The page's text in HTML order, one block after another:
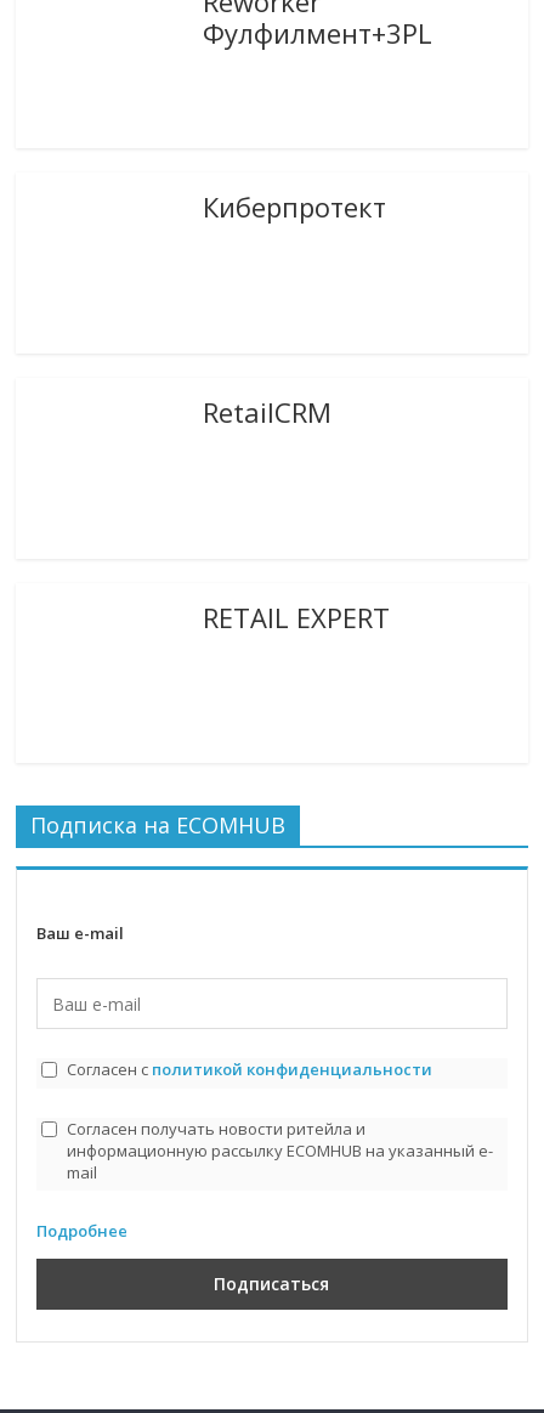
Фулфилмент+3PL
Киберпротект
RetailCRM
RETAIL EXPERT
Подписка на ECOMHUB
Ваш e-mail
Согласен с политикой конфиденциальности
Согласен получать новости ритейла и
информационную рассылку ECOMHUB на указанный e-
mail
Подробнее